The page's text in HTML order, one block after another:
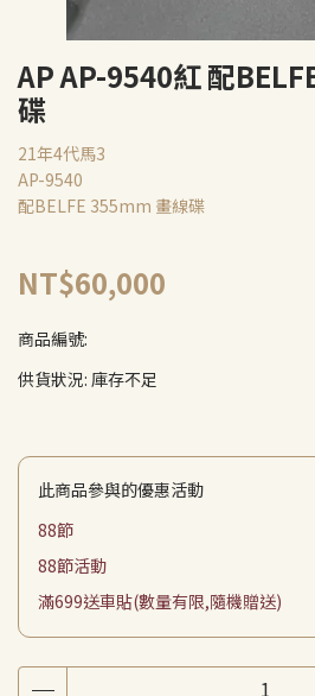
AP AP-9540紅 配
碟
21年4代馬3
AP-9540
配BELFE 355mm 畫線碟
NT$60,000
商品編號:
供貨狀況: 庫存不足
此商品參與的優惠活動
88節
88節活動
滿699送車貼(數量有限,隨機贈送)